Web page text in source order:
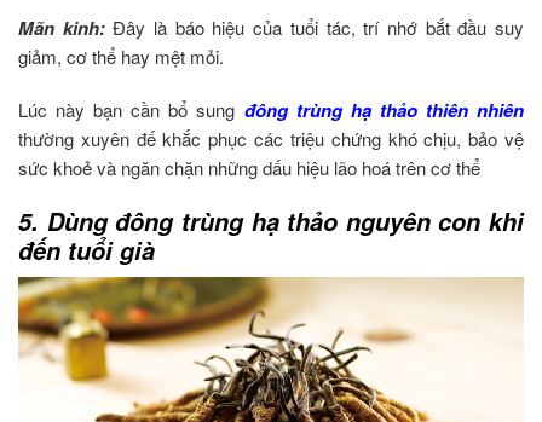
Mãn kinh:Đây là báo hiệu của tuổi tác, trí nhớ bắt đầu suy
giảm, cơ thể hay mệt mỏi.
Lúc này bạn cần bổ sung đông trùng hạ thảo thiên nhiên
thường xuyên đế khắc phục các triệu chứng khó chịu, bảo vệ
sức khoẻ và ngăn chặn những dấu hiệu lão hoá trên cơ thể
5. Dùng đông trùng hạ thảo nguyên con khi
đến tuổi già